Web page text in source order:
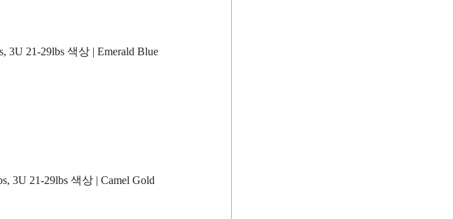
3U 21-29lbs 색상 | Emerald Blue
3U 21-29lbs 색상 | Camel Gold